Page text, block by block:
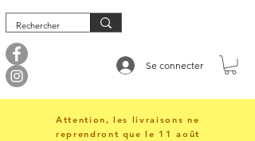
Se connecter
Attention, les livraisons ne
reprendront que le 11 août